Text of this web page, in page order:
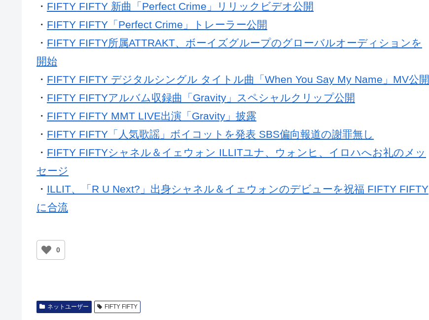
・ FIFTY FIFTY 新曲「Perfect Crime」リリックビデオ公開
・ FIFTY FIFTY「Perfect Crime」トレーラー公開
・ FIFTY FIFTY所属ATTRAKT、ボーイズグループのグローバルオーディションを
開始
・ FIFTY FIFTY デジタルシングル タイトル曲「When You Say My Name」MV公開
・ FIFTY FIFTYアルバム収録曲「Gravity」スペシャルクリップ公開
・ FIFTY FIFTY MMT LIVE出演「Gravity」披露
・ FIFTY FIFTY「人気歌謡」ボイコットを発表 SBS偏向報道の謝罪無し
・ FIFTY FIFTYシャネル＆イェウォン ILLITユナ、ウォンヒ、イロハへお礼のメッ
セージ
・ ILLIT、「R U Next?」出身シャネル＆イェウォンのデビューを祝福 FIFTY FIFTY
に合流
0
ネットユーザー FIFTY FIFTY